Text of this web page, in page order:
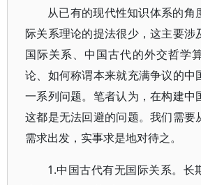
从已有的现代性知识体系的角
际关系理论的提法很少，这主要涉
国际关系、中国古代的外交哲学
论、如何称谓本来就充满争议的中
一系列问题。笔者认为，在构建中
这都是无法回避的问题。我们需要
需求出发，实事求是地对待之。
1.中国古代有无国际关系。长